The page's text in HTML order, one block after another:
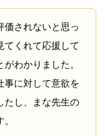
価されないと思っ
てくれて応援して
わかりました。
事に対して意欲を
たし、まな先生の